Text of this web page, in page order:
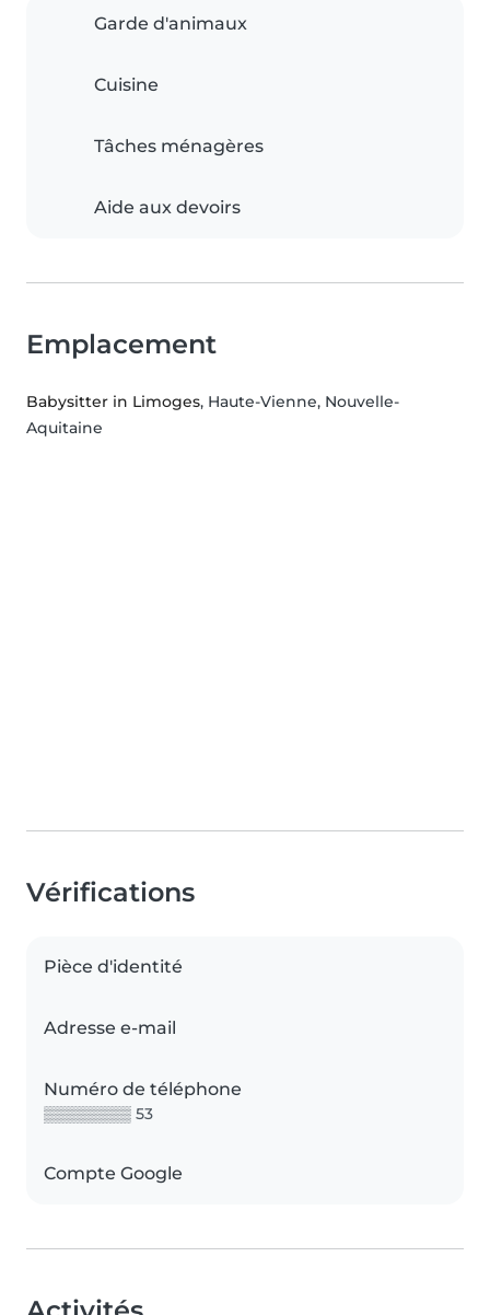
Garde d'animaux
Cuisine
Tâches ménagères
Aide aux devoirs
Emplacement
Babysitter in Limoges, Haute-Vienne, Nouvelle-
Aquitaine
Vérifications
Pièce d'identité
Adresse e-mail
Numéro de téléphone
▒▒▒▒▒▒▒▒ 53
Compte Google